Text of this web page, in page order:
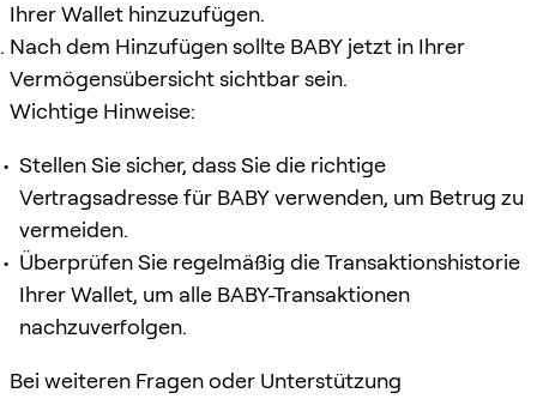
Ihrer Wallet hinzuzufügen.
Nach dem Hinzufügen sollte BABY jetzt in Ihrer
Vermögensübersicht sichtbar sein.
Wichtige Hinweise:
Stellen Sie sicher, dass Sie die richtige
Vertragsadresse für BABY verwenden, um Betrug zu
vermeiden.
Überprüfen Sie regelmäßig die Transaktionshistorie
Ihrer Wallet, um alle BABY-Transaktionen
nachzuverfolgen.
Bei weiteren Fragen oder Unterstützung